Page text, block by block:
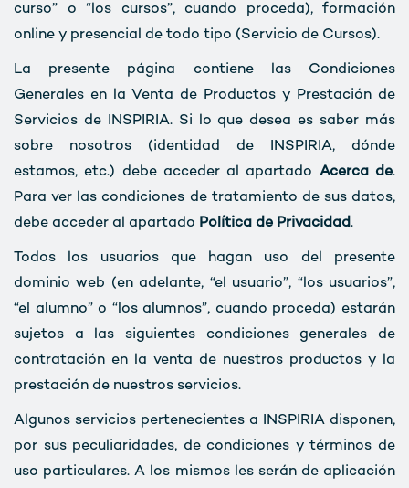
curso” o “los cursos”, cuando proceda), formación
online y presencial de todo tipo (Servicio de Cursos).
La presente página contiene las Condiciones
Generales en la Venta de Productos y Prestación de
Servicios de INSPIRIA. Si lo que desea es saber más
sobre nosotros (identidad de INSPIRIA, dónde
estamos, etc.) debe acceder al apartado Acerca de.
Para ver las condiciones de tratamiento de sus datos,
debe acceder al apartado Política de Privacidad.
Todos los usuarios que hagan uso del presente
dominio web (en adelante, “el usuario”, “los usuarios”,
“el alumno” o “los alumnos”, cuando proceda) estarán
sujetos a las siguientes condiciones generales de
contratación en la venta de nuestros productos y la
prestación de nuestros servicios.
Algunos servicios pertenecientes a INSPIRIA disponen,
por sus peculiaridades, de condiciones y términos de
uso particulares. A los mismos les serán de aplicación